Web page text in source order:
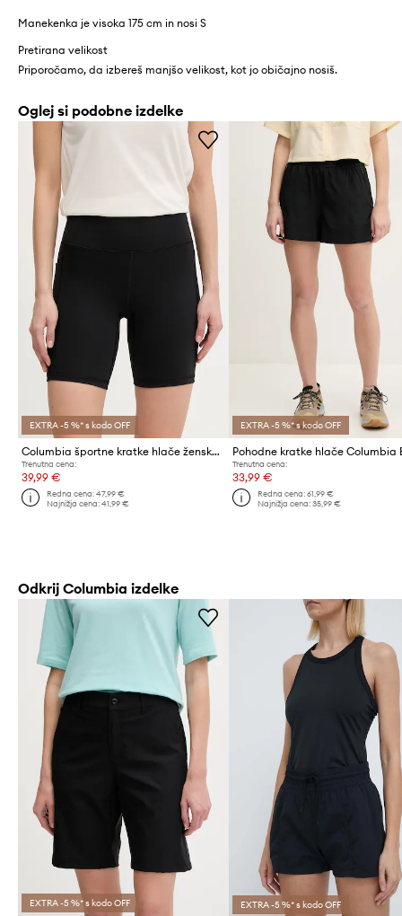
Manekenka je visoka 175 cm in nosi S
Pretirana velikost
Priporočamo, da izbereš manjšo velikost, kot jo običajno nosiš.
Oglej si podobne izdelke
EXTRA -5 %* s kodo OFF
Columbia športne kratke hlače ženske Loneridge
Trenutna cena:
39,99 €
Redna cena:47,99 €
Najnižja cena:41,99 €
EXTRA -5 %* s kodo OFF
Trenutna cena:
33,99 €
Redna cena: 61,99 €
Najnižja cena: 35,99 €
Odkrij Columbia izdelke
EXTRA -5 %* s kodo OFF EXTRA -5 %* s kodo OFF